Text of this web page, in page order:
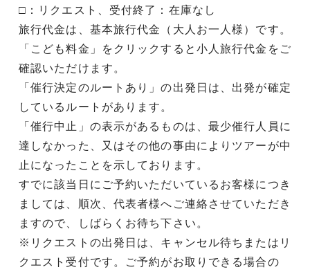
□：リクエスト、受付終了：在庫なし
旅行代金は、基本旅行代金（大人お一人様）です。
「こども料金」をクリックすると小人旅行代金をご
確認いただけます。
「催行決定のルートあり」の出発日は、出発が確定
しているルートがあります。
「催行中止」の表示があるものは、最少催行人員に
達しなかった、又はその他の事由によりツアーが中
止になったことを示しております。
すでに該当日にご予約いただいているお客様につき
ましては、順次、代表者様へご連絡させていただき
ますので、しばらくお待ち下さい。
※リクエストの出発日は、キャンセル待ちまたはリ
クエスト受付です。ご予約がお取りできる場合の